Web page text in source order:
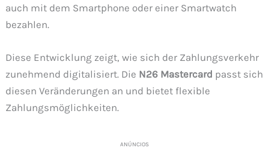
auch mit dem Smartphone oder einer Smartwatch
bezahlen.
Diese Entwicklung zeigt, wie sich der Zahlungsverkehr
zunehmend digitalisiert. Die N26 Mastercard passt sich
diesen Veränderungen an und bietet flexible
Zahlungsmöglichkeiten.
ANÚNCIOS